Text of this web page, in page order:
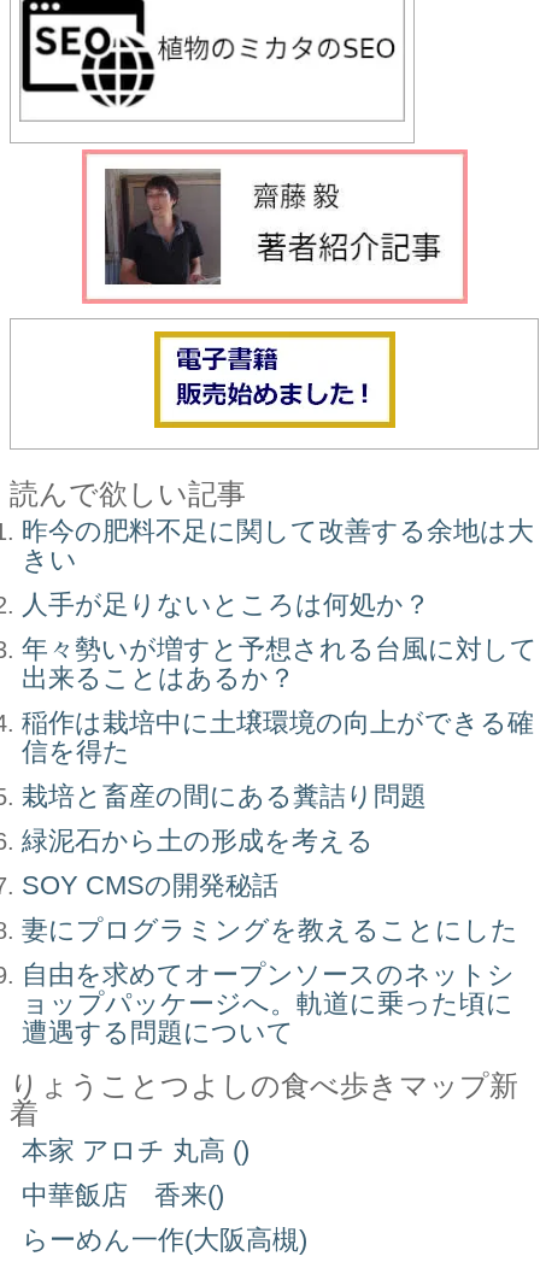
読んで欲しい記事
昨今の肥料不足に関して改善する余地は大
きい
人手が足りないところは何処か？
年々勢いが増すと予想される台風に対して
出来ることはあるか？
稲作は栽培中に土壌環境の向上ができる確
信を得た
栽培と畜産の間にある糞詰り問題
緑泥石から土の形成を考える
SOY CMSの開発秘話
妻にプログラミングを教えることにした
自由を求めてオープンソースのネットシ
ョップパッケージへ。軌道に乗った頃に
遭遇する問題について
りょうことつよしの食べ歩きマップ新
着
本家 アロチ 丸高 ()
中華飯店 香来()
らーめん一作(大阪高槻)